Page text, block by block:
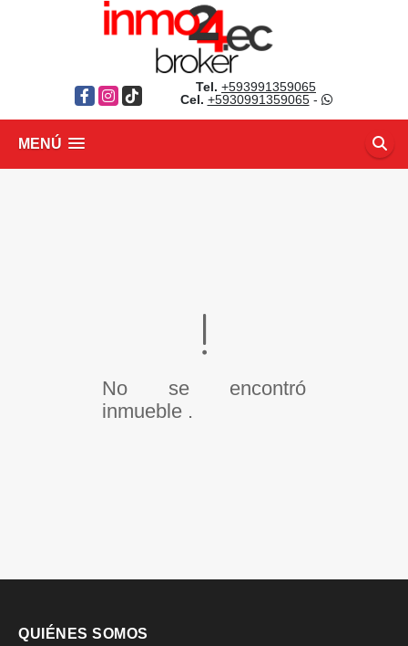
Facebook
Instagram
TikTok
Tel. +593991359065
Cel. +5930991359065-
MENÚ
No se encontró
inmueble .
QUIÉNES SOMOS